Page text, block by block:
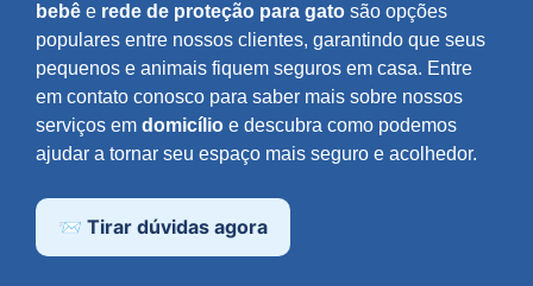
bebê e rede de proteção para gato são opções
populares entre nossos clientes, garantindo que seus
pequenos e animais fiquem seguros em casa. Entre
em contato conosco para saber mais sobre nossos
serviços em domicílio e descubra como podemos
ajudar a tornar seu espaço mais seguro e acolhedor.
📨 Tirar dúvidas agora